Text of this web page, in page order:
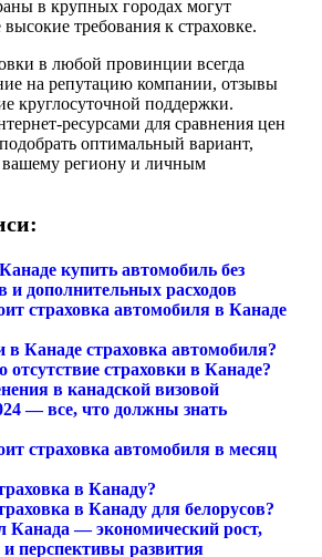
в крупных городах могут
высокие требования к страховке.
в любой провинции всегда
на репутацию компании, отзывы
круглосуточной поддержки.
ресурсами для сравнения цен
оптимальный вариант,
региону и личным
купить автомобиль без
и дополнительных расходов
страховка автомобиля в Канаде
Канаде страховка автомобиля?
отсутствие страховки в Канаде?
в канадской визовой
— все, что должны знать
страховка автомобиля в месяц
в Канаду?
в Канаду для белорусов?
— экономический рост,
и перспективы развития